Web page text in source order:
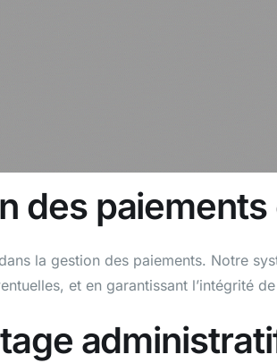
des
la gestion des paiements. Notre
et en garantissant l’intégrité